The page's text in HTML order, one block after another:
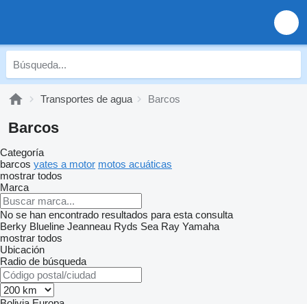
Transportes de agua Barcos
Barcos
Categoría
barcos yates a motor motos acuáticas
mostrar todos
Marca
No se han encontrado resultados para esta consulta
Berky Blueline Jeanneau Ryds Sea Ray Yamaha
mostrar todos
Ubicación
Radio de búsqueda